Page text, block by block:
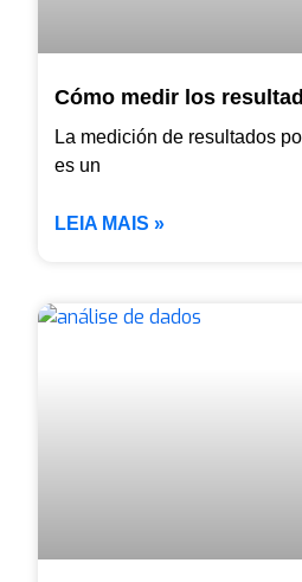
Cómo medir los
La medición de resultados
es un
LEIA MAIS »